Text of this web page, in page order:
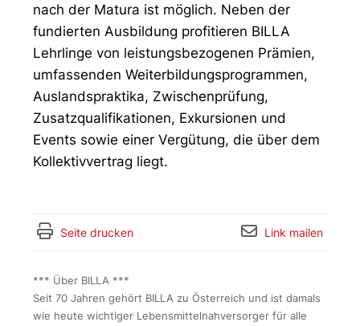
nach der Matura ist möglich. Neben der
fundierten Ausbildung profitieren BILLA
Lehrlinge von leistungsbezogenen Prämien,
umfassenden Weiterbildungsprogrammen,
Auslandspraktika, Zwischenprüfung,
Zusatzqualifikationen, Exkursionen und
Events sowie einer Vergütung, die über dem
Kollektivvertrag liegt.
Seite drucken Link mailen
*** Über BILLA ***
Seit 70 Jahren gehört BILLA zu Österreich und ist damals
wie heute wichtiger Lebensmittelnahversorger für alle